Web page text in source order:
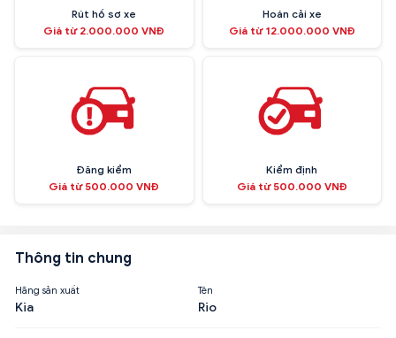
Rút hồ sơ xe
Giá từ 2.000.000 VNĐ
Hoán cải xe
Giá từ 12.000.000 VNĐ
Đăng kiểm
Giá từ 500.000 VNĐ
Kiểm định
Giá từ 500.000 VNĐ
Thông tin chung
Hãng sản xuất
Kia
Tên
Rio